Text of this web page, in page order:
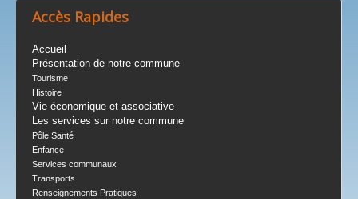
Accès Rapides
Accueil
Présentation de notre commune
Tourisme
Histoire
Vie économique et associative
Les services sur notre commune
Pôle Santé
Enfance
Services communaux
Transports
Renseignements Pratiques